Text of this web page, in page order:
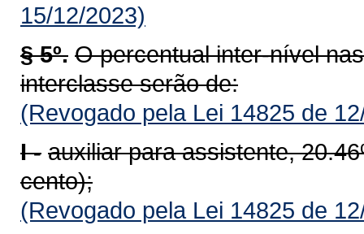
15/12/2023)
§ 5º. O percentual inter-nível
interclasse serão de:
(Revogado pela Lei 14825 de
I - auxiliar para assistente,
cento);
(Revogado pela Lei 14825 de